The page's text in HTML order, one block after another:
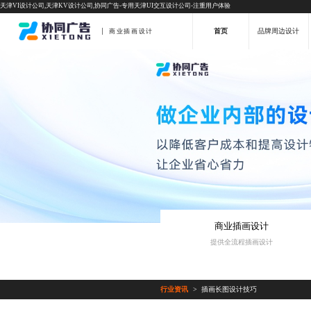
天津VI设计公司,天津KV设计公司,协同广告-专用天津UI交互设计公司-注重用户体验
商业插画设计 首页 品牌周边设计
商业插画设计
提供全流程插画设计
行业资讯 > 插画长图设计技巧